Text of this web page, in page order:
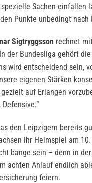
Sachen einfallen
Punkte unbedingt
Sigtryggsson rechnet
der Bundesliga gehört
wird entscheidend sein,
eigenen Stärken
auf Erlangen
den Leipzigern bereits
ihr Heimspiel am
bange sein – denn in
achten Anlauf endlich
feiern.